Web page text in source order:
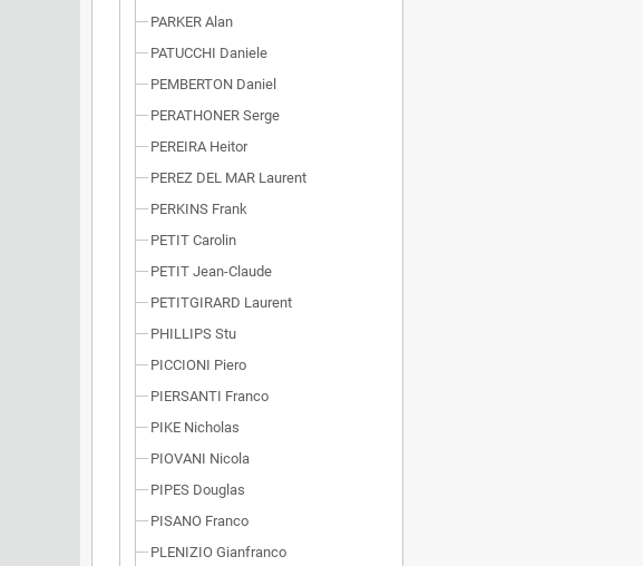
PARKER Alan
PATUCCHI Daniele
PEMBERTON Daniel
PERATHONER Serge
PEREIRA Heitor
PEREZ DEL MAR Laurent
PERKINS Frank
PETIT Carolin
PETIT Jean-Claude
PETITGIRARD Laurent
PHILLIPS Stu
PICCIONI Piero
PIERSANTI Franco
PIKE Nicholas
PIOVANI Nicola
PIPES Douglas
PISANO Franco
PLENIZIO Gianfranco